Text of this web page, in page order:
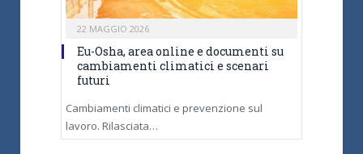
22 MAGGIO 2026
Eu-Osha, area online e documenti su
cambiamenti climatici e scenari
futuri
Cambiamenti climatici e prevenzione sul
lavoro. Rilasciata…